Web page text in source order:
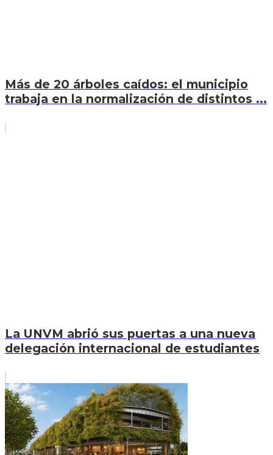
Más de 20 árboles caídos: el municipio
trabaja en la normalización de distintos ...
La UNVM abrió sus puertas a una nueva
delegación internacional de estudiantes